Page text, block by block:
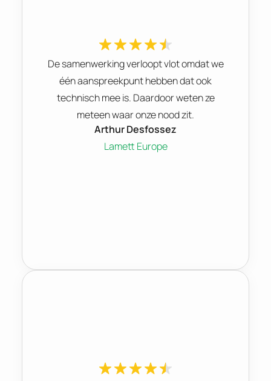
De samenwerking verloopt vlot omdat we
één aanspreekpunt hebben dat ook
technisch mee is. Daardoor weten ze
meteen waar onze nood zit.
Arthur Desfossez
Lamett Europe